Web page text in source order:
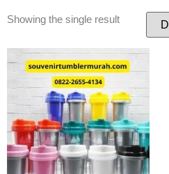
Showing the single result